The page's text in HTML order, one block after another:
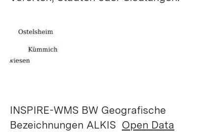
INSPIRE-WMS BW Geografische
Bezeichnungen ALKIS Open Data